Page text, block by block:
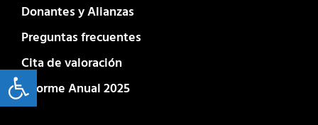
Open toolbar
Donantes y Alianzas
Preguntas frecuentes
Cita de valoración
Informe Anual 2025